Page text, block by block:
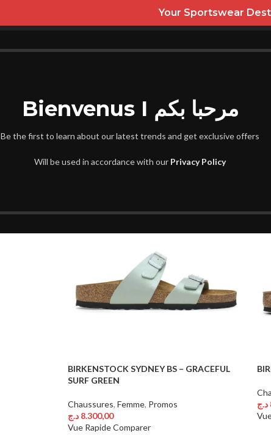
Bienvenus I مرحبا بكم
Be the first to learn about our latest trends and get exclusive offers
Will be used in accordance with our Privacy Policy
Your Sportswear
CHAUSSURESHOMME ENFANT
FILTRER
Accueil Femme
BIRKENSTOCK SYDNEY BS – GRACEFUL
SURF GREEN
Chaussures, Femme, Promos
8.300,00 د.ج
Choix Des Options
Vue RapideComparer
د.ج